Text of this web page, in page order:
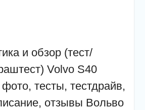
и обзор (тест/
Volvo S40
тесты, тестдрайв,
отзывы Вольво